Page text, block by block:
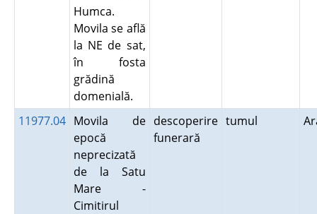
Humca.
Movila se află
la NE de sat,
în fosta
grădină
domenială.
11977.04 Movila de
epocă
neprecizată
de la Satu
Mare -
Cimitirul
descoperire
funerară
tumul